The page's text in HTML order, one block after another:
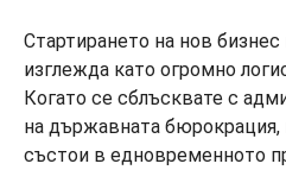
Стартирането на нов
изглежда като огромно
Когато се сблъсквате с
на държавната бюрокрация,
състои в едновременното